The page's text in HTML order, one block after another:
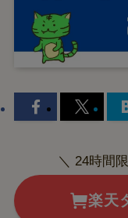
＼ 24時間
楽天